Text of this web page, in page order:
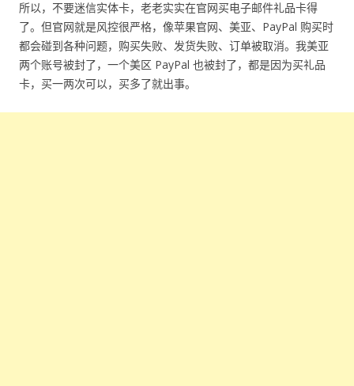
所以，不要迷信实体卡，老老实实在官网买电子邮件礼品卡得
了。但官网就是风控很严格，像苹果官网、美亚、PayPal 购买时
都会碰到各种问题，购买失败、发货失败、订单被取消。我美亚
两个账号被封了，一个美区 PayPal 也被封了，都是因为买礼品
卡，买一两次可以，买多了就出事。